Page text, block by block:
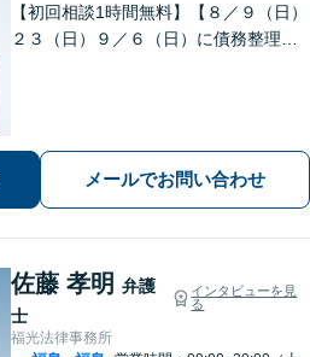
【初回相談1時間無料】【８／９（日）
２３（日）９／６（日）に債務整理・
メールでお問い合わせ
佐藤 孝明 弁護
士
インタビューを見
る
福光法律事務所